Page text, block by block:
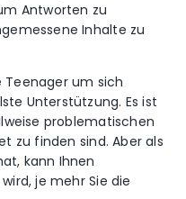
Antworten zu
Inhalte zu
Teenager um sich
Unterstützung. Es ist
problematischen
zu finden sind. Aber als
kann Ihnen
je mehr Sie die